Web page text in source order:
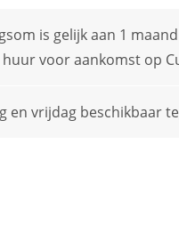
is gelijk aan 1
voor aankomst op
en vrijdag beschikbaar